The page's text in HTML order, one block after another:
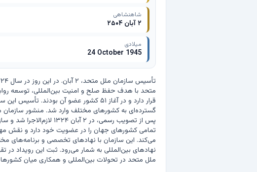
شاهنشاهی
۲ آبان ۲۵۰۴
میلادی
24 October 1945
ملل متحد در تحولات بین‌المللی و همکاری میان کشورها به تقویم افزوده شد.